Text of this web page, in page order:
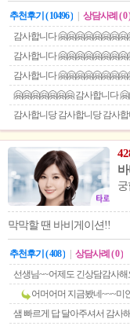
추천후기 ( 10496 ) | 상담사례 ( 0 )
감사합니다
바
궁
막막할 땐 바비게이션!!
추천후기 ( 408 )
상담사례 ( 0 )
어머어머 지금봤네~~~미안미안대신 카드를 새로 봄부정없음! 확실하게 나아짐!! 표